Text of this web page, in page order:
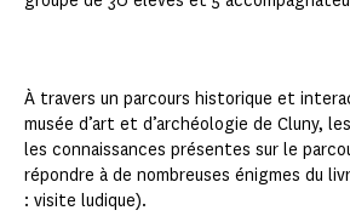
À travers un parcours historique et
musée d’art et d’archéologie de Cluny,
les connaissances présentes sur le
répondre à de nombreuses énigmes du
: visite ludique).